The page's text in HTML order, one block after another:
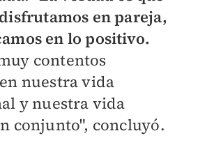
en pareja,
en lo positivo.
contentos
nuestra vida
y nuestra vida
conjunto", concluyó.